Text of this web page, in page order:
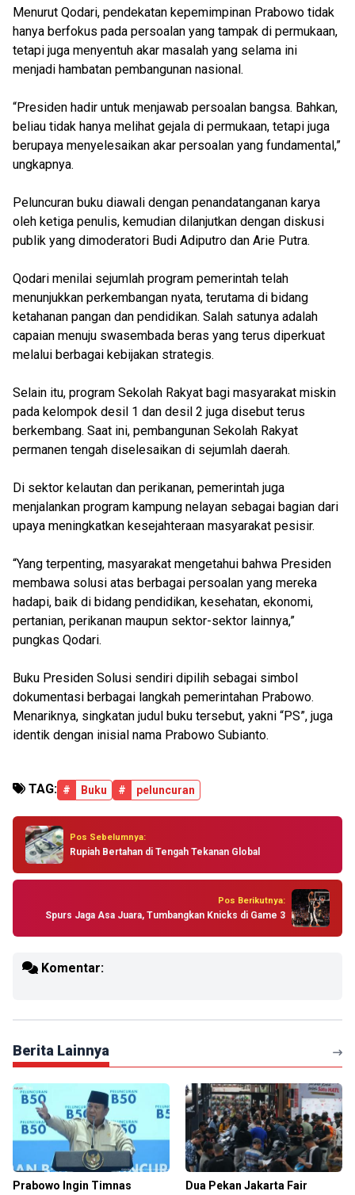
Menurut Qodari, pendekatan kepemimpinan Prabowo tidak
hanya berfokus pada persoalan yang tampak di permukaan,
tetapi juga menyentuh akar masalah yang selama ini
menjadi hambatan pembangunan nasional.
“Presiden hadir untuk menjawab persoalan bangsa. Bahkan,
beliau tidak hanya melihat gejala di permukaan, tetapi juga
berupaya menyelesaikan akar persoalan yang fundamental,”
ungkapnya.
Peluncuran buku diawali dengan penandatanganan karya
oleh ketiga penulis, kemudian dilanjutkan dengan diskusi
publik yang dimoderatori Budi Adiputro dan Arie Putra.
Qodari menilai sejumlah program pemerintah telah
menunjukkan perkembangan nyata, terutama di bidang
ketahanan pangan dan pendidikan. Salah satunya adalah
capaian menuju swasembada beras yang terus diperkuat
melalui berbagai kebijakan strategis.
Selain itu, program Sekolah Rakyat bagi masyarakat miskin
pada kelompok desil 1 dan desil 2 juga disebut terus
berkembang. Saat ini, pembangunan Sekolah Rakyat
permanen tengah diselesaikan di sejumlah daerah.
Di sektor kelautan dan perikanan, pemerintah juga
menjalankan program kampung nelayan sebagai bagian dari
upaya meningkatkan kesejahteraan masyarakat pesisir.
“Yang terpenting, masyarakat mengetahui bahwa Presiden
membawa solusi atas berbagai persoalan yang mereka
hadapi, baik di bidang pendidikan, kesehatan, ekonomi,
pertanian, perikanan maupun sektor-sektor lainnya,”
pungkas Qodari.
Buku Presiden Solusi sendiri dipilih sebagai simbol
dokumentasi berbagai langkah pemerintahan Prabowo.
Menariknya, singkatan judul buku tersebut, yakni “PS”, juga
identik dengan inisial nama Prabowo Subianto.
TAG: # Buku # peluncuran
Pos Sebelumnya:
Rupiah Bertahan di Tengah Tekanan Global
Pos Berikutnya:
Spurs Jaga Asa Juara, Tumbangkan Knicks di Game 3
Komentar:
Berita Lainnya
Prabowo Ingin Timnas
Dua Pekan Jakarta Fair